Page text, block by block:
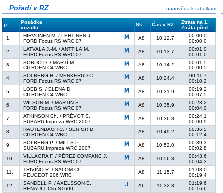
Pořadí v RZ nápověda k tabulkám
p.
Posádka
vozidlo
Sk. Čas v RZ
Ztráta na 1.
Ztráta před.
1.
HIRVONEN M. / LEHTINEN J.
FORD Focus RS WRC 07
A8 10:12.7
00:00.0
00:00.0
2.
LATVALA J.-M. / ANTTILA M.
FORD Focus RS WRC 07
A8 10:13.7
00:01.0
00:01.0
3.
SORDO D. / MARTÍ M.
CITROËN C4 WRC
A8 10:14.2
00:01.5
00:00.5
4.
SOLBERG H. / MENKERUD C.
FORD Focus RS WRC 07
A8 10:24.4
00:11.7
00:10.2
5.
LOEB S. / ELENA D.
CITROËN C4 WRC
A8 10:31.9
00:19.2
00:07.5
6.
WILSON M. / MARTIN S.
FORD Focus RS WRC 07
A8 10:35.9
00:23.2
00:04.0
7.
ATKINSON Ch. / PRÉVOT S.
SUBARU Impreza WRC 2007
A8 10:36.8
00:24.1
00:00.9
8.
RAUTENBACH C. / SENIOR D.
CITROËN C4 WRC
A8 10:49.2
00:36.5
00:12.4
9.
SOLBERG P. / MILLS P.
SUBARU Impreza WRC 2007
A8 10:52.0
00:39.3
00:02.8
10.
VILLAGRA F. / PÉREZ COMPANC J.
FORD Focus RS WRC 07
A8 10:56.3
00:43.6
00:04.3
11.
TRIVIÑO R. / SALOM Ch.
PEUGEOT 206 WRC
A8 11:15.7
01:03.0
00:19.4
12.
SANDELL P. / AXELSSON E.
RENAULT Clio S1600
A6 11:32.3
01:19.6
00:16.6